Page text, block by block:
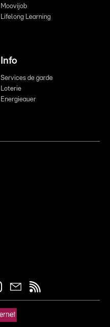
Moovijob
Lifelong Learning
Info
Services de garde
Loterie
Energieauer